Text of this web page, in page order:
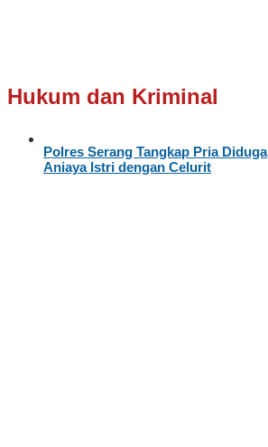
Hukum dan Kriminal
Polres Serang Tangkap Pria Diduga
Aniaya Istri dengan Celurit